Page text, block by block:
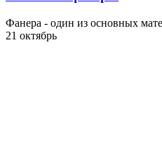
Фанера - один из основных
21 октябрь